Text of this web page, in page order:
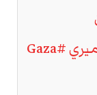
#Gaza